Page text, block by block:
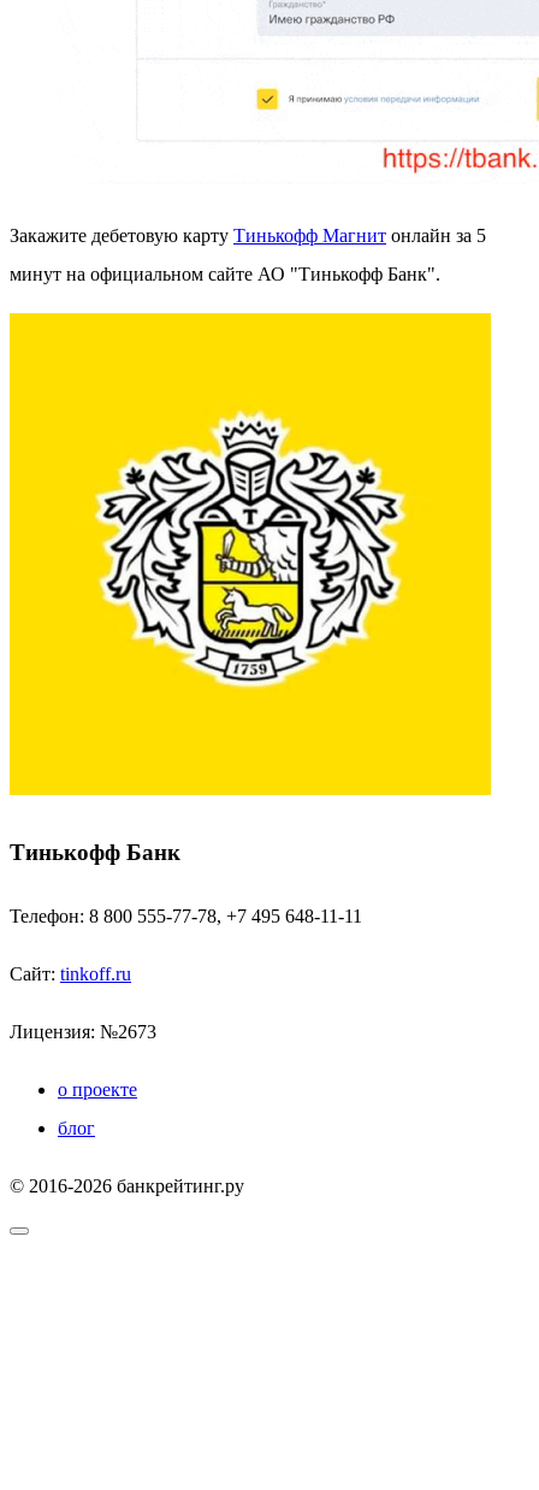
Закажите дебетовую карту Тинькофф Магнит онлайн за 5
минут на официальном сайте АО "Тинькофф Банк".
Тинькофф Банк
Телефон: 8 800 555-77-78, +7 495 648-11-11
Сайт: tinkoff.ru
Лицензия: №2673
о проекте
блог
© 2016-2026 банкрейтинг.ру